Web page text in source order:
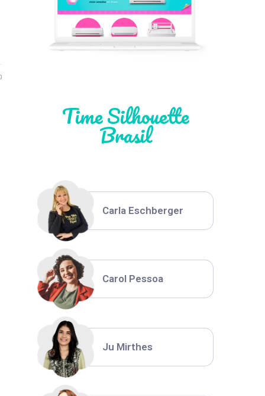
Time Silhouette
Brasil
Léia Pastori
Thiara Ney
Carla Eschberger
Carol Pessoa
Ju Mirthes